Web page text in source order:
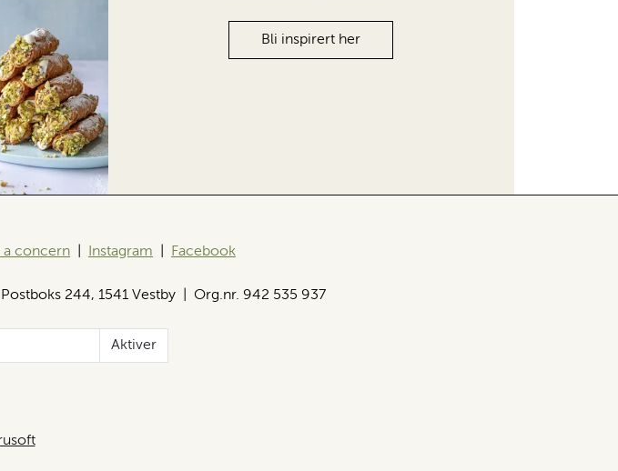
Bli inspirert her
a concern Instagram Facebook
244, 1541 Vestby | Org.nr. 942 535 937
Aktiver